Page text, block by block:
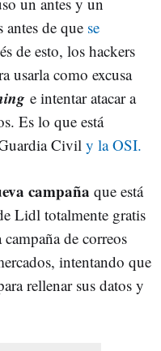
antes de que se
de esto, los hackers
usarla como excusa
e intentar atacar a
Es lo que está
Civil y la OSI.
campaña que está
Lidl totalmente gratis
de correos
intentando que
rellenar sus datos y